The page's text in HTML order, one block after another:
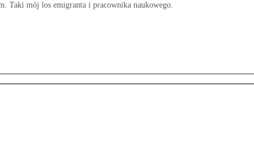
Taki mój los emigranta i pracownika naukowego.